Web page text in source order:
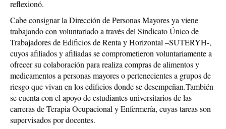
reflexionó.
Cabe consignar la Dirección de Personas Mayores ya viene
trabajando con voluntariado a través del Sindicato Único de
Trabajadores de Edificios de Renta y Horizontal –SUTERYH-,
cuyos afiliados y afiliadas se comprometieron voluntariamente a
ofrecer su colaboración para realiza compras de alimentos y
medicamentos a personas mayores o pertenecientes a grupos de
riesgo que vivan en los edificios donde se desempeñan.También
se cuenta con el apoyo de estudiantes universitarios de las
carreras de Terapia Ocupacional y Enfermería, cuyas tareas son
supervisados por docentes.